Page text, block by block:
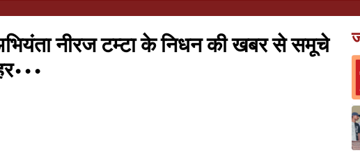
नीरज टम्टा के निधन की खबर से समूचे